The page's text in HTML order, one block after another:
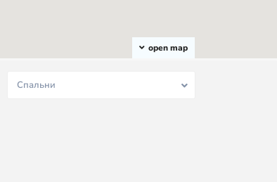
open map
Спальни